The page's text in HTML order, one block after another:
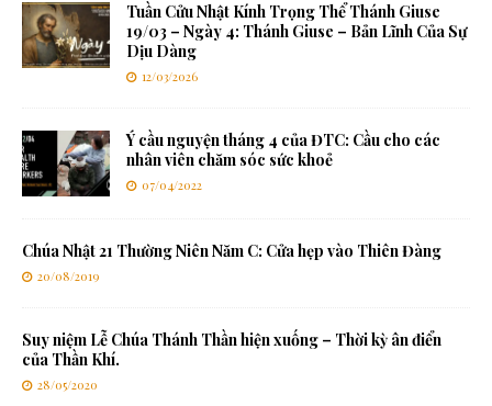
Tuần Cửu Nhật Kính Trọng Thể Thánh Giuse
19/03 – Ngày 4: Thánh Giuse – Bản Lĩnh Của Sự
Dịu Dàng
12/03/2026
Ý cầu nguyện tháng 4 của ĐTC: Cầu cho các
nhân viên chăm sóc sức khoẻ
07/04/2022
Chúa Nhật 21 Thường Niên Năm C: Cửa hẹp vào Thiên Đàng
20/08/2019
Suy niệm Lễ Chúa Thánh Thần hiện xuống – Thời kỳ ân điển
của Thần Khí.
28/05/2020